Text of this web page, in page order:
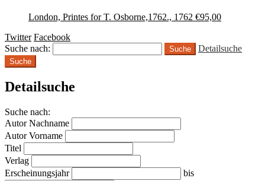
London, Printes for T. Osborne,1762., 1762 €95,00
Twitter Facebook
Suche nach:
Detailsuche
Suche
Detailsuche
Suche nach:
Autor Nachname
Autor Vorname
Titel
Verlag
Erscheinungsjahr
bis